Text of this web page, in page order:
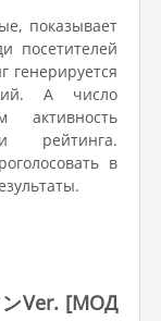
показывает
посетителей
генерируется
А число
активность
рейтинга.
в
ンVer. [МОД